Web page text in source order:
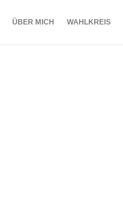
ÜBER MICH WAHLKREIS